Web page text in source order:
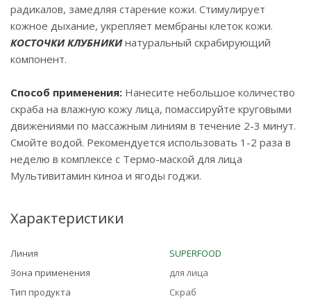
радикалов, замедляя старение кожи. Стимулирует
кожное дыхание, укрепляет мембраны клеток кожи.
КОСТОЧКИ КЛУБНИКИнатуральный скрабирующий
компонент.
Способ применения: Нанесите небольшое количество
скраба на влажную кожу лица, помассируйте круговыми
движениями по массажным линиям в течение 2-3 минут.
Смойте водой. Рекомендуется использовать 1-2 раза в
неделю в комплексе с Термо-маской для лица
Мультивитамин киноа и ягоды годжи.
Характеристики
Линия
SUPERFOOD
Зона применения
для лица
Тип продукта
Скраб